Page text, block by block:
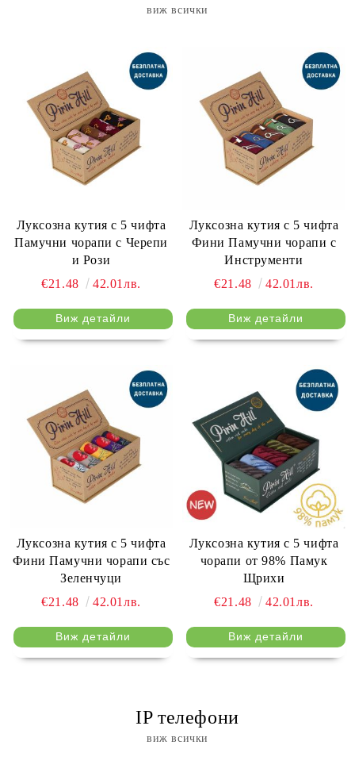
виж всички
Луксозна кутия с 5 чифта
Памучни чорапи с Черепи
и Рози
€21.48
42.01лв.
Виж детайли
Луксозна кутия с 5 чифта
Фини Памучни чорапи с
Инструменти
€21.48
42.01лв.
Виж детайли
Луксозна кутия с 5 чифта
Фини Памучни чорапи със
Зеленчуци
€21.48
42.01лв.
Виж детайли
Луксозна кутия с 5 чифта
чорапи от 98% Памук
Щрихи
€21.48
42.01лв.
Виж детайли
⠀ IP телефони
виж всички